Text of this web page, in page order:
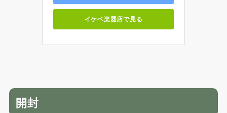
イケベ楽器店で見る
開封